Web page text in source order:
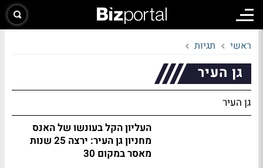
ראשי תגיות
גן העיר
גן העיר
העליון הקל בעונשו של האנס
מחניון גן העיר: ירצה 25 שנות
מאסר במקום 30